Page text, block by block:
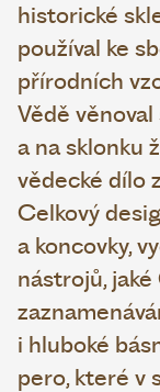
historické
používal ke
přírodních
Vědě
a na sklonku
vědecké dílo
Celkový
a koncovky,
nástrojů,
i hluboké
pero, které v